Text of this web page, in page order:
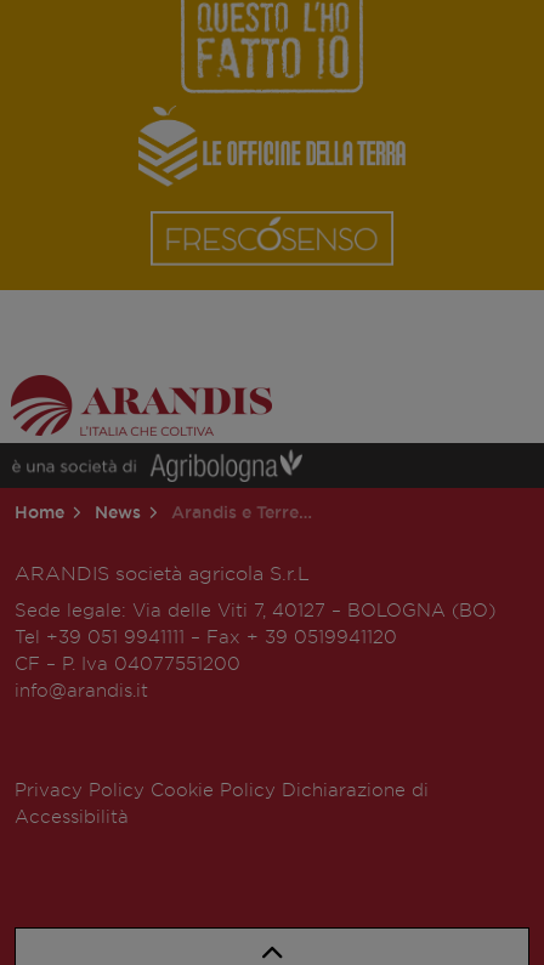
Home News Arandis e Terremerse insieme
ARANDIS società agricola S.r.L
Sede legale: Via delle Viti 7, 40127 – BOLOGNA (BO)
Tel +39 051 9941111 – Fax + 39 0519941120
CF – P. Iva 04077551200
info@arandis.it
Privacy Policy Cookie Policy Dichiarazione di
Accessibilità